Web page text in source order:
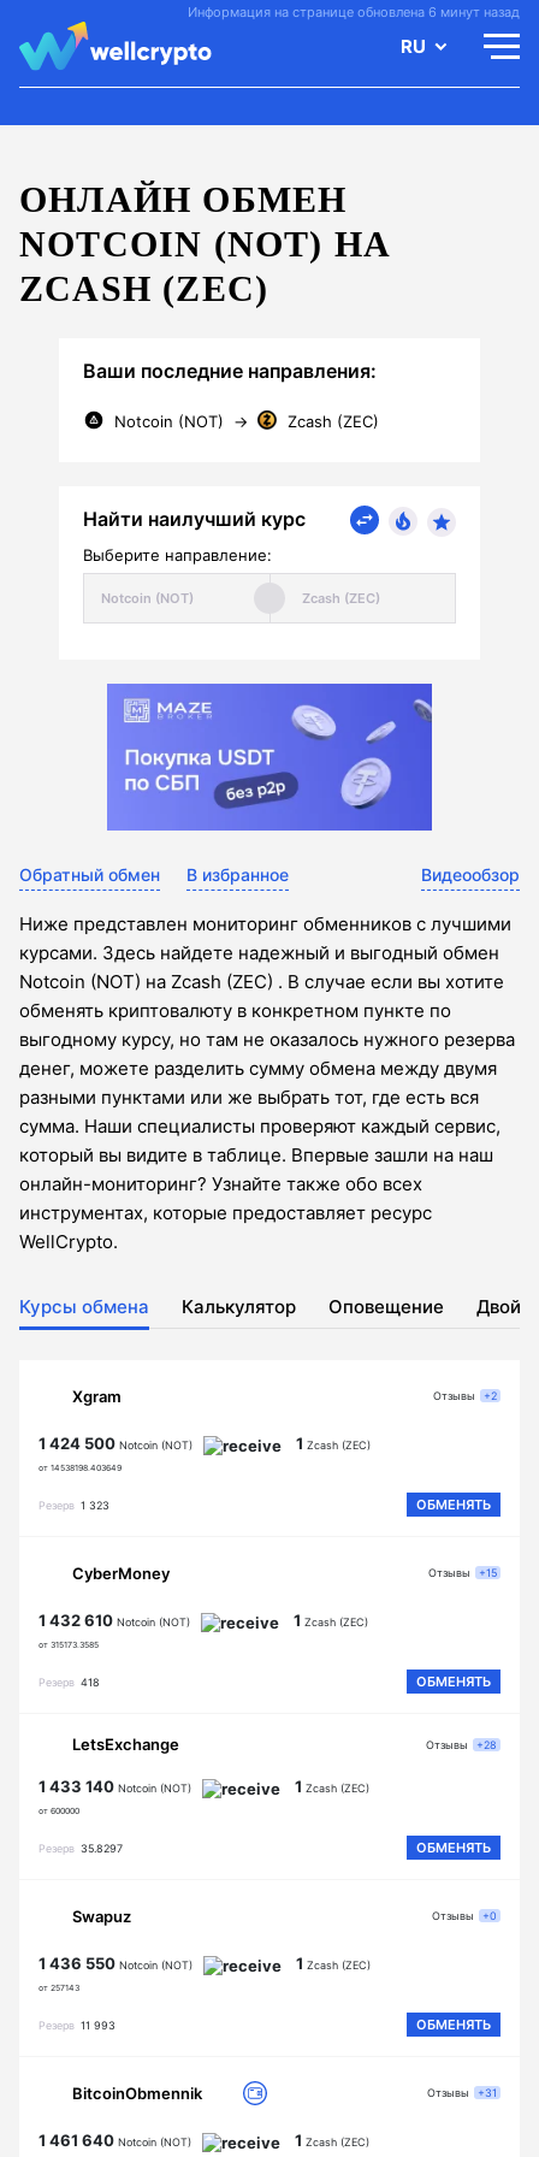
Информация на странице обновлена 6 минут назад
RU
ОНЛАЙН ОБМЕН
NOTCOIN (NOT) НА
ZCASH (ZEC)
Ваши последние направления:
Notcoin (NOT) → Zcash (ZEC)
Найти наилучший курс
Выберите направление:
Обратный обмен В избранное Видеообзор
Ниже представлен мониторинг обменников с лучшими
курсами. Здесь найдете надежный и выгодный обмен
Notcoin (NOT) на Zcash (ZEC) . В случае если вы хотите
обменять криптовалюту в конкретном пункте по
выгодному курсу, но там не оказалось нужного резерва
денег, можете разделить сумму обмена между двумя
разными пунктами или же выбрать тот, где есть вся
сумма. Наши специалисты проверяют каждый сервис,
который вы видите в таблице. Впервые зашли на наш
онлайн-мониторинг? Узнайте также обо всех
инструментах, которые предоставляет ресурс
WellCrypto.
Курсы обмена Калькулятор Оповещение
Xgram
1 424 500 Notcoin (NOT)
от 14538198.403649
1 Zcash (ZEC)
Резерв 1 323 ОБМЕНЯТЬ
Отзывы +2
CyberMoney
1 432 610 Notcoin (NOT)
от 315173.3585
1 Zcash (ZEC)
Резерв 418 ОБМЕНЯТЬ
Отзывы +15
LetsExchange
1 433 140 Notcoin (NOT)
от 600000
1 Zcash (ZEC)
Резерв 35.8297 ОБМЕНЯТЬ
Отзывы +28
Swapuz
1 436 550 Notcoin (NOT)
от 257143
1 Zcash (ZEC)
Резерв 11 993 ОБМЕНЯТЬ
Отзывы +0
BitcoinObmennik
1 461 640 Notcoin (NOT) 1 Zcash (ZEC)
Отзывы +31